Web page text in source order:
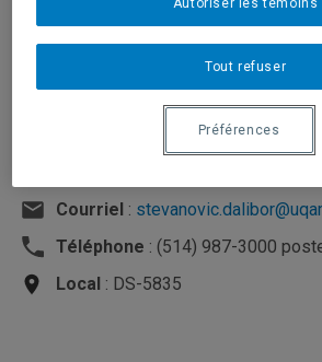
Courriel :
Téléphone : (514) 987-3000
Local : DS-5835
Tout refuser
Autoriser les témoins
Préférences